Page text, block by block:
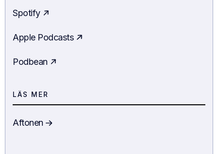
Spotify
Apple Podcasts
Podbean
LÄS MER
Aftonen